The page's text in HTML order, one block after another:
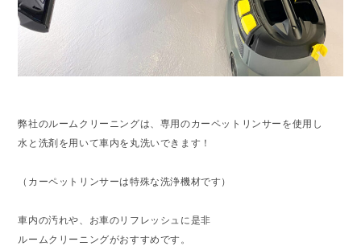
弊社のルームクリーニングは、専用のカーペットリンサーを使用し
水と洗剤を用いて車内を丸洗いできます！
（カーペットリンサーは特殊な洗浄機材です）
車内の汚れや、お車のリフレッシュに是非
ルームクリーニングがおすすめです。